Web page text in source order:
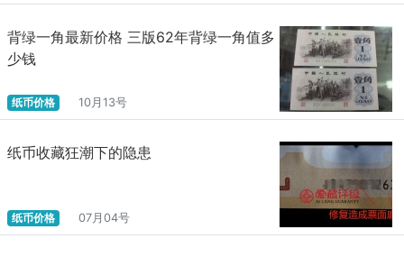
背绿一角最新价格 三版62年背绿一角值多
少钱
纸币价格 10月13号
纸币收藏狂潮下的隐患
纸币价格 07月04号